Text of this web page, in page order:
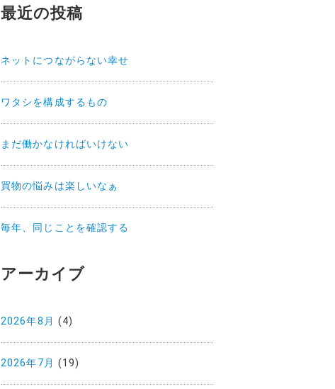
最近の投稿
ネットにつながらない幸せ
ワタシを構成するもの
まだ働かなければいけない
買物の悩みは楽しいなぁ
毎年、同じことを確認する
アーカイブ
2026年8月 (4)
2026年7月 (19)